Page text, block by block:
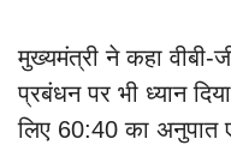
मुख्यमंत्री ने कहा वीबी-
प्रबंधन पर भी ध्यान
लिए 60:40 का अनुपात